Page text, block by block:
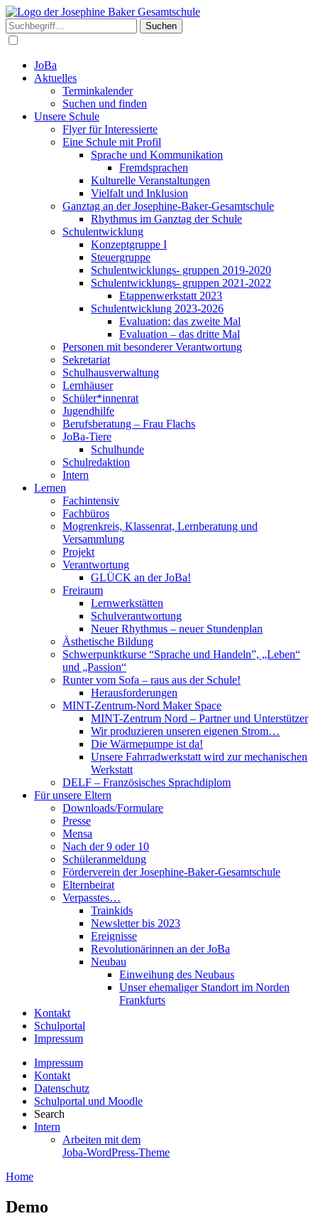
Suchen
JoBa
Aktuelles
Terminkalender
Suchen und finden
Unsere Schule
Flyer für Interessierte
Eine Schule mit Profil
Sprache und Kommunikation
Fremdsprachen
Kulturelle Veranstaltungen
Vielfalt und Inklusion
Ganztag an der Josephine-Baker-Gesamtschule
Rhythmus im Ganztag der Schule
Schulentwicklung
Konzeptgruppe I
Steuergruppe
Schulentwicklungs- gruppen 2019-2020
Schulentwicklungs- gruppen 2021-2022
Etappenwerkstatt 2023
Schulentwicklung 2023-2026
Evaluation: das zweite Mal
Evaluation – das dritte Mal
Personen mit besonderer Verantwortung
Sekretariat
Schulhausverwaltung
Lernhäuser
Schüler*innenrat
Jugendhilfe
Berufsberatung – Frau Flachs
JoBa-Tiere
Schulhunde
Schulredaktion
Intern
Lernen
Fachintensiv
Fachbüros
Mogrenkreis, Klassenrat, Lernberatung und
Versammlung
Projekt
Verantwortung
GLÜCK an der JoBa!
Freiraum
Lernwerkstätten
Schulverantwortung
Neuer Rhythmus – neuer Stundenplan
Ästhetische Bildung
Schwerpunktkurse “Sprache und Handeln”, „Leben“
und „Passion“
Runter vom Sofa – raus aus der Schule!
Herausforderungen
MINT-Zentrum-Nord Maker Space
MINT-Zentrum Nord – Partner und Unterstützer
Wir produzieren unseren eigenen Strom…
Die Wärmepumpe ist da!
Unsere Fahrradwerkstatt wird zur mechanischen
Werkstatt
DELF – Französisches Sprachdiplom
Für unsere Eltern
Downloads/Formulare
Presse
Mensa
Nach der 9 oder 10
Schüleranmeldung
Förderverein der Josephine-Baker-Gesamtschule
Elternbeirat
Verpasstes…
Trainkids
Newsletter bis 2023
Ereignisse
Revolutionärinnen an der JoBa
Neubau
Einweihung des Neubaus
Unser ehemaliger Standort im Norden
Frankfurts
Kontakt
Schulportal
Impressum
Impressum
Kontakt
Datenschutz
Schulportal und Moodle
Search
Intern
Arbeiten mit dem
Joba-WordPress-Theme
Home
Demo